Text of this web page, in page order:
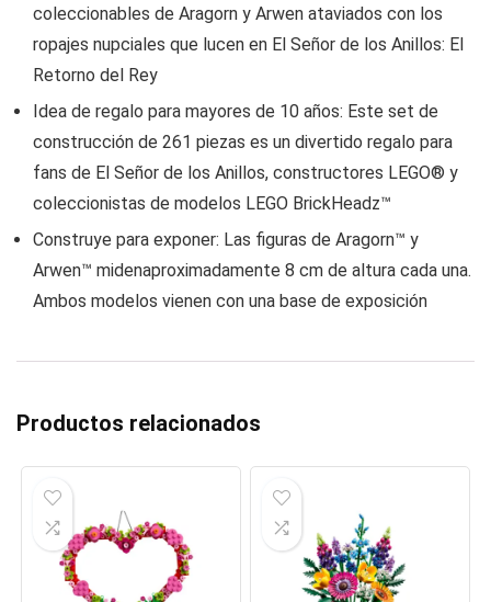
coleccionables de Aragorn y Arwen ataviados con los
ropajes nupciales que lucen en El Señor de los Anillos: El
Retorno del Rey
Idea de regalo para mayores de 10 años: Este set de
construcción de 261 piezas es un divertido regalo para
fans de El Señor de los Anillos, constructores LEGO® y
coleccionistas de modelos LEGO BrickHeadz™
Construye para exponer: Las figuras de Aragorn™ y
Arwen™ midenaproximadamente 8 cm de altura cada una.
Ambos modelos vienen con una base de exposición
Productos relacionados